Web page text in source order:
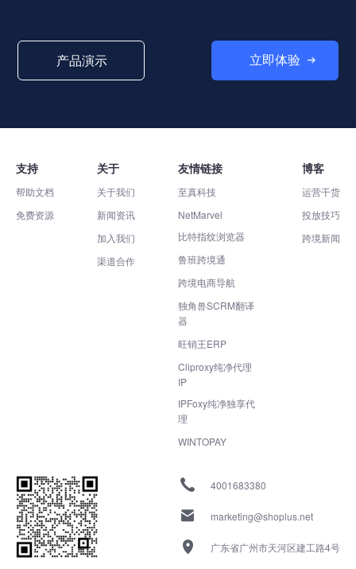
产品演示 立即体验
支持
帮助文档
免费资源
关于
关于我们
新闻资讯
加入我们
渠道合作
友情链接
至真科技
NetMarvel
比特指纹浏览器
鲁班跨境通
跨境电商导航
独角兽SCRM翻译
器
旺销王ERP
Cliproxy纯净代理
IP
IPFoxy纯净独享代
理
WINTOPAY
博客
运营干货
投放技巧
跨境新闻
4001683380
marketing@shoplus.net
广东省广州市天河区建工路4号